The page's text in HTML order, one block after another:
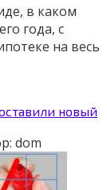
в каком
года, с
на весь
новый
dom